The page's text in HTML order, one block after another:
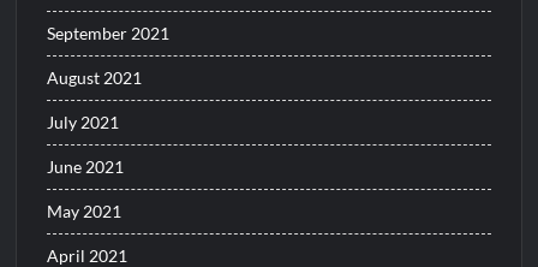
September 2021
August 2021
July 2021
June 2021
May 2021
April 2021